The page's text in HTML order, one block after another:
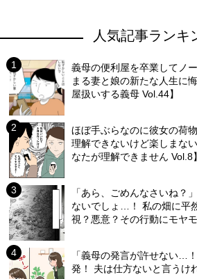
人気記事ランキ
義母の便利屋を卒業してノ
まる妻と娘の新たな人生に
屋扱いする義母 Vol.44】
ほぼ手ぶらなのに彼女の荷
理解できないけど楽しまな
なたが理解できません Vol.8】
「あら、ごめんなさいね？
ないでしょ…！ 私の畑に平
視？悪意？その行動にモヤ
「義母の発言が許せない…
発！ 夫は仕方ないと言うけ